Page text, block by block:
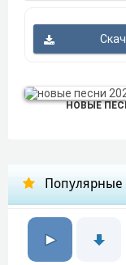
НОВЫЕ
Популярные